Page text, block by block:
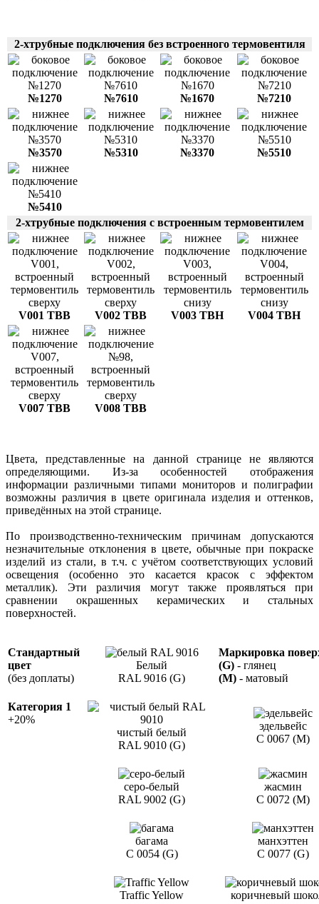
2-хтрубные подключения без встроенного термовентиля
№1270 №7610 №1670 №7210
№3570 №5310 №3370 №5510
№5410
2-хтрубные подключения с встроенным термовентилем
V001 ТВВ V002 ТВВ V003 ТВН V004 ТВН
V007 ТВВ V008 ТВВ
Цвета, представленные на данной странице не являются
определяющими. Из-за особенностей отображения
информации различными типами мониторов и полиграфии
возможны различия в цвете оригинала изделия и оттенков,
приведённых на этой странице.
По производственно-техническим причинам допускаются
незначительные отклонения в цвете, обычные при покраске
изделий из стали, в т.ч. с учётом соответствующих условий
освещения (особенно это касается красок с эффектом
металлик). Эти различия могут также проявляться при
сравнении окрашенных керамических и стальных
поверхностей.
Стандартный
цвет
(без доплаты)
Белый
RAL 9016 (G)
Маркировка
(G) - глянец
(M) - матовый
Категория 1
+20%
чистый белый
RAL 9010 (G)
эдельвейс
C 0067 (M)
серо-белый
RAL 9002 (G)
жасмин
С 0072 (М)
багама
С 0054 (G)
манхэттен
С 0077 (G)
Traffic Yellow
коричневый